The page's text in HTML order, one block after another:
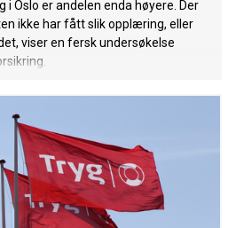
i Oslo er andelen enda høyere. Der
ikke har fått slik opplæring, eller
viser en fersk undersøkelse